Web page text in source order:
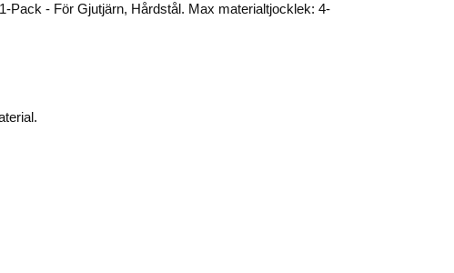
Pack - För Gjutjärn, Hårdstål. Max materialtjocklek: 4-